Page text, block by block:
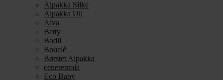
Alpakka Silke
Alpakka Ull
Alva
Betty
Bodil
Bouclé
Børstet Alpakka
cenerentola
Eco Baby